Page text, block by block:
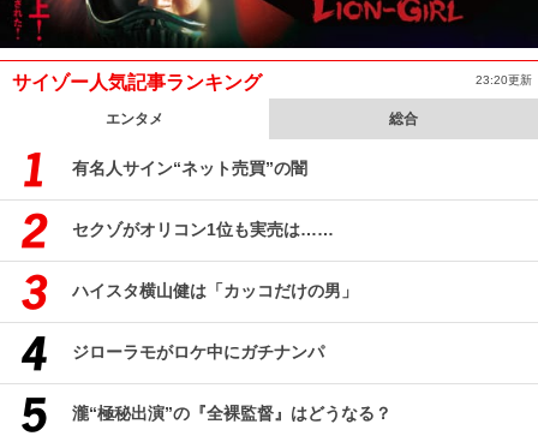
サイゾー人気記事ランキング 23:20更新
エンタメ 総合
有名人サイン“ネット売買”の闇
セクゾがオリコン1位も実売は……
ハイスタ横山健は「カッコだけの男」
ジローラモがロケ中にガチナンパ
瀧“極秘出演”の『全裸監督』はどうなる？